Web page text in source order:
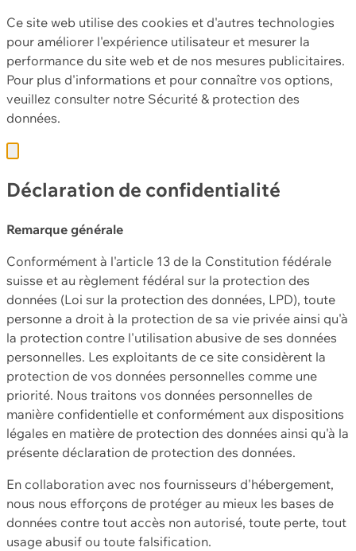
Ce site web utilise des cookies et d'autres technologies
pour améliorer l'expérience utilisateur et mesurer la
performance du site web et de nos mesures publicitaires.
Pour plus d'informations et pour connaître vos options,
veuillez consulter notre Sécurité & protection des
données.
Déclaration de confidentialité
Remarque générale
Conformément à l'article 13 de la Constitution fédérale
suisse et au règlement fédéral sur la protection des
données (Loi sur la protection des données, LPD), toute
personne a droit à la protection de sa vie privée ainsi qu'à
la protection contre l'utilisation abusive de ses données
personnelles. Les exploitants de ce site considèrent la
protection de vos données personnelles comme une
priorité. Nous traitons vos données personnelles de
manière confidentielle et conformément aux dispositions
légales en matière de protection des données ainsi qu'à la
présente déclaration de protection des données.
En collaboration avec nos fournisseurs d'hébergement,
nous nous efforçons de protéger au mieux les bases de
données contre tout accès non autorisé, toute perte, tout
usage abusif ou toute falsification.